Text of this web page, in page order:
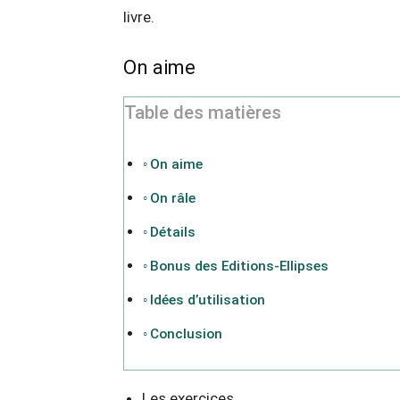
livre.
On aime
Table des matières
On aime
On râle
Détails
Bonus des Editions-Ellipses
Idées d’utilisation
Conclusion